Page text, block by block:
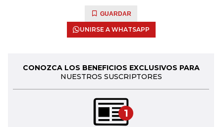
GUARDAR
UNIRSE A WHATSAPP
CONOZCA LOS BENEFICIOS EXCLUSIVOS PARA
NUESTROS SUSCRIPTORES
1